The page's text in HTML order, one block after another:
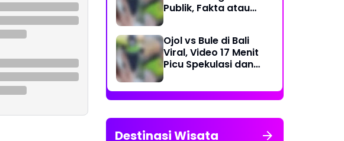
Publik, Fakta atau
Ojol vs Bule di Bali
Viral, Video 17 Menit
Picu Spekulasi dan
Destinasi Wisata